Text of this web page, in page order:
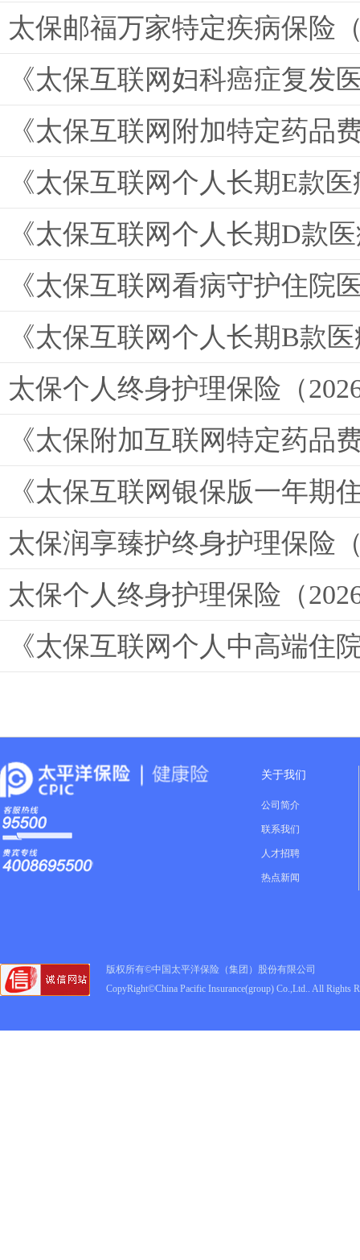
太保邮福万家特定疾病保险
《太保互联网妇科癌症复发
《太保互联网附加特定药品
《太保互联网个人长期E款
《太保互联网个人长期D款
《太保互联网看病守护住院
《太保互联网个人长期B款
太保个人终身护理保险（
《太保附加互联网特定药品
《太保互联网银保版一年期
太保润享臻护终身护理保险
太保个人终身护理保险（
《太保互联网个人中高端住
关于我们
公司简介
联系我们
人才招聘
热点新闻
版权所有©中国太平洋保险（集团）股份有限公司
CopyRight©China Pacific Insurance(group) Co.,Ltd.. All Rights